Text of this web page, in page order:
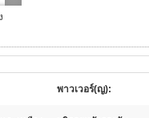
พาวเวอร์(ญ):